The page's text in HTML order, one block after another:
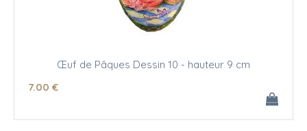
Œuf de Pâques Dessin 10 - hauteur 9 cm
7.00 €